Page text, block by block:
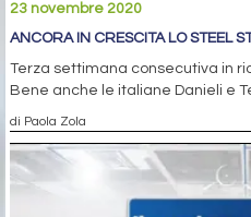
23 novembre 2020
ANCORA IN CRESCITA LO STEEL
Terza settimana consecutiva in
Bene anche le italiane Danieli e
di Paola Zola